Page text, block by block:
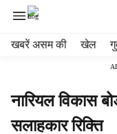
खबरें असम की खेल
नारियल विकास
सलाहकार रिक्ति